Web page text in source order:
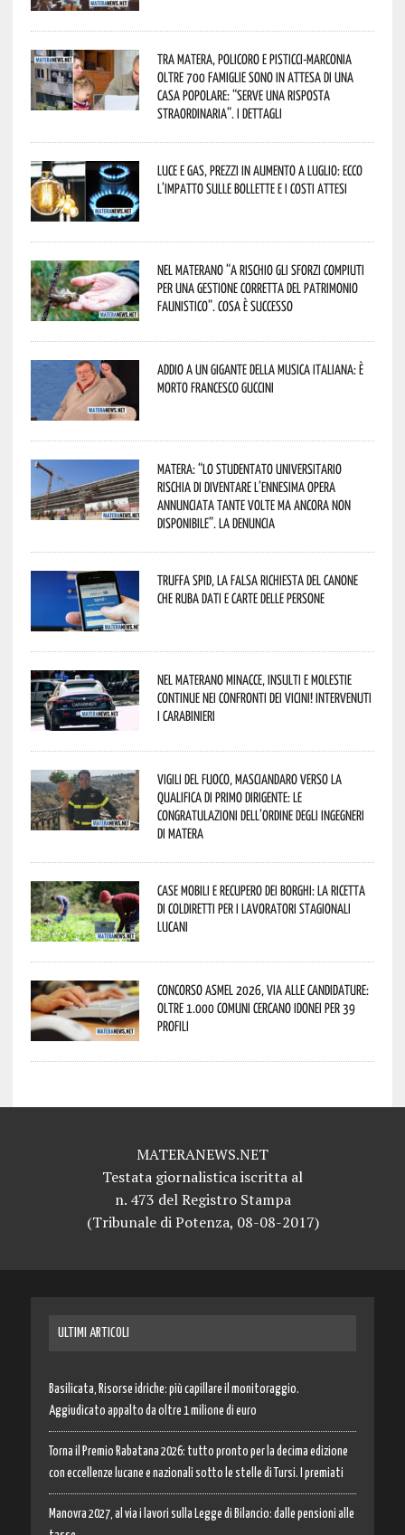
Tra Matera, Policoro e Pisticci-Marconia
oltre 700 famiglie sono in attesa di una
casa popolare: “serve una risposta
straordinaria”. I dettagli
Luce e gas, prezzi in aumento a luglio: ecco
l’impatto sulle bollette e i costi attesi
Nel materano “a rischio gli sforzi compiuti
per una gestione corretta del patrimonio
faunistico”. Cosa è successo
Addio a un gigante della musica italiana: è
morto Francesco Guccini
Matera: “Lo studentato universitario
rischia di diventare l’ennesima opera
annunciata tante volte ma ancora non
disponibile”. La denuncia
Truffa Spid, la falsa richiesta del canone
che ruba dati e carte delle persone
Nel materano minacce, insulti e molestie
continue nei confronti dei vicini! Intervenuti
i Carabinieri
Vigili del Fuoco, Masciandaro verso la
qualifica di Primo Dirigente: le
congratulazioni dell’Ordine degli Ingegneri
di Matera
Case mobili e recupero dei borghi: la ricetta
di Coldiretti per i lavoratori stagionali
lucani
Concorso Asmel 2026, via alle candidature:
oltre 1.000 Comuni cercano idonei per 39
profili
MATERANEWS.NET
Testata giornalistica iscritta al
n. 473 del Registro Stampa
(Tribunale di Potenza, 08-08-2017)
ULTIMI ARTICOLI
Basilicata, Risorse idriche: più capillare il monitoraggio.
Aggiudicato appalto da oltre 1 milione di euro
Torna il Premio Rabatana 2026: tutto pronto per la decima edizione
con eccellenze lucane e nazionali sotto le stelle di Tursi. I premiati
Manovra 2027, al via i lavori sulla Legge di Bilancio: dalle pensioni alle